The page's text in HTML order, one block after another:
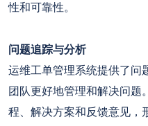
性和可靠性。
问题追踪与分析
运维工单管理系统提供了问
团队更好地管理和解决问题
程、解决方案和反馈意见，